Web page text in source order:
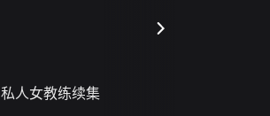
私人女教练续集